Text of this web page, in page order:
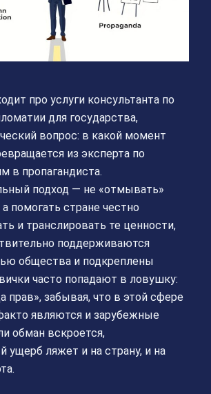
про услуги консультанта по
для государства,
вопрос: в какой момент
из эксперта по
в пропагандиста.
подход — не «отмывать»
помогать стране честно
и транслировать те ценности,
поддерживаются
общества и подкреплены
часто попадают в ловушку:
прав», забывая, что в этой сфере
являются и зарубежные
обман вскроется,
ущерб ляжет и на страну, и на